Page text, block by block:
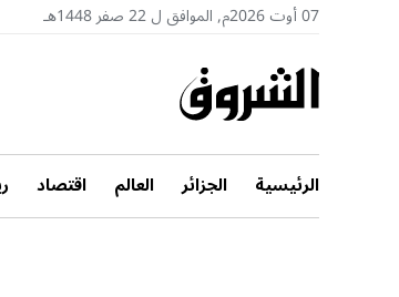
07 أوت 2026م, الموافق ل 22 صفر 1448هـ
الرئيسية الجزائر العالم اقتصاد